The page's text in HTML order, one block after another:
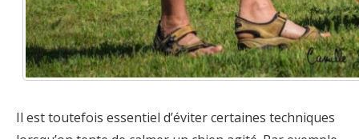
Il est toutefois essentiel d’éviter certaines techniques